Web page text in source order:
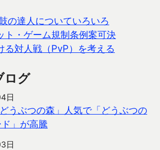
の達人についていろいろ
ト・ゲーム規制条例案可決
る対人戦（PvP）を考える
ログ
日
どうぶつの森」人気で「どうぶつの
」が高騰
日